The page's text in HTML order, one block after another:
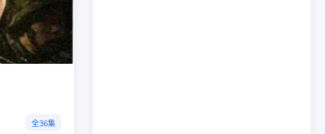
全36集